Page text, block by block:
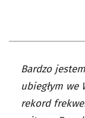
Bardzo
ubiegłym we
rekord